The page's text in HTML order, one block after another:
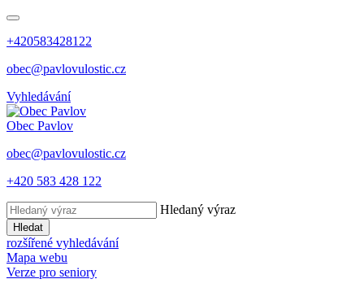
+420583428122
obec@pavlovulostic.cz
Vyhledávání
Obec Pavlov
obec@pavlovulostic.cz
+420 583 428 122
Hledaný výraz
Hledat
rozšířené vyhledávání
Mapa webu
Verze pro seniory